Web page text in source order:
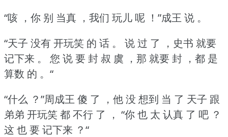
“咳 ，你 别 当真 ，我们 玩儿 呢 ！”成王 说 。
“天子 没有 开玩笑 的 话 。
说 过 了 ，史书 就要
记下来 。
您 说 要 封 叔 虞 ，那 就要 封 ，都 是
算数 的 。“
“什么 ？”周成王 傻 了 ，他 没 想到 当 了 天子 跟
弟弟 开玩笑 都 不行 了 ， “你 也 太 认真 了 吧 ？
这 也 要 记下来 ？“